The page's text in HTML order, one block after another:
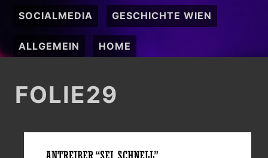
SOCIALMEDIA GESCHICHTE WIEN
ALLGEMEIN HOME
FOLIE29